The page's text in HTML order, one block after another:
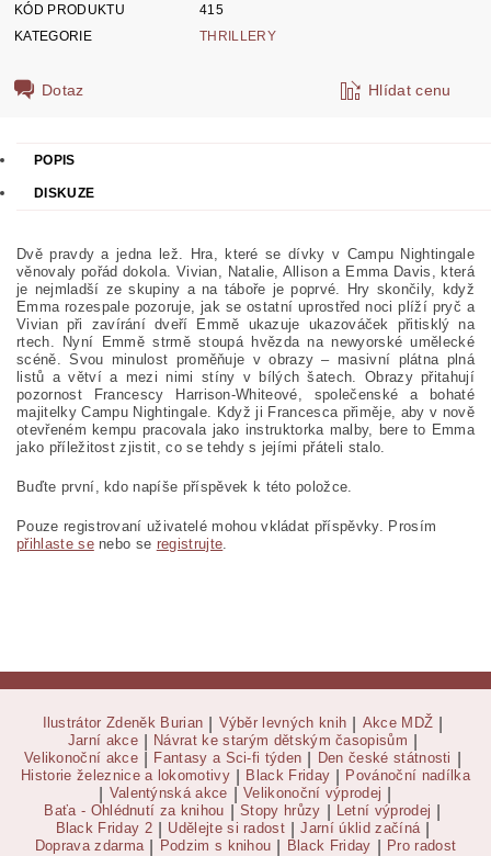
KÓD PRODUKTU
415
KATEGORIE
THRILLERY
Dotaz Hlídat cenu
POPIS
DISKUZE
Dvě pravdy a jedna lež. Hra, které se dívky v Campu Nightingale
věnovaly pořád dokola. Vivian, Natalie, Allison a Emma Davis, která
je nejmladší ze skupiny a na táboře je poprvé. Hry skončily, když
Emma rozespale pozoruje, jak se ostatní uprostřed noci plíží pryč a
Vivian při zavírání dveří Emmě ukazuje ukazováček přitisklý na
rtech. Nyní Emmě strmě stoupá hvězda na newyorské umělecké
scéně. Svou minulost proměňuje v obrazy – masivní plátna plná
listů a větví a mezi nimi stíny v bílých šatech. Obrazy přitahují
pozornost Francescy Harrison-Whiteové, společenské a bohaté
majitelky Campu Nightingale. Když ji Francesca přiměje, aby v nově
otevřeném kempu pracovala jako instruktorka malby, bere to Emma
jako příležitost zjistit, co se tehdy s jejími přáteli stalo.
Buďte první, kdo napíše příspěvek k této položce.
Pouze registrovaní uživatelé mohou vkládat příspěvky. Prosím
přihlaste senebo se registrujte.
Ilustrátor Zdeněk Burian Výběr levných knih Akce MDŽ
Jarní akce Návrat ke starým dětským časopisům
Velikonoční akce Fantasy a Sci-fi týden Den české státnosti
Historie železnice a lokomotivy Black Friday Povánoční nadílka
Valentýnská akce Velikonoční výprodej
Baťa - Ohlédnutí za knihou Stopy hrůzy Letní výprodej
Black Friday 2 Udělejte si radost Jarní úklid začíná
Doprava zdarma Podzim s knihou Black Friday Pro radost